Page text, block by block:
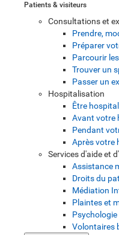
Patients & visiteurs
Consultations et
Prendre,
Préparer
Parcourir
Trouver un
Passer un
Hospitalisation
Être
Avant votre
Pendant
Après votre
Services d'aide et
Assistance
Droits du
Médiation
Plaintes et
Volontaires